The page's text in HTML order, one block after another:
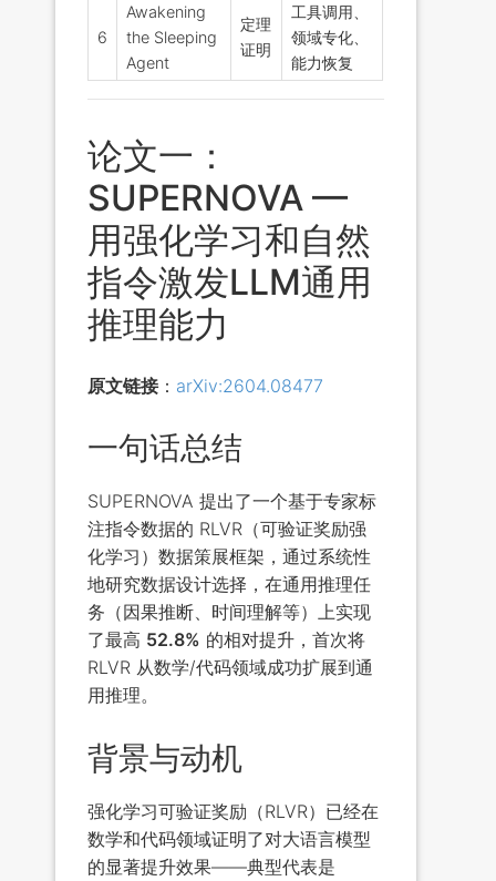
6
Awakening
the Sleeping
Agent
定理
证明
工具调用、
领域专化、
能力恢复
论文一：
SUPERNOVA —
用强化学习和自然
指令激发LLM通用
推理能力
原文链接： arXiv:2604.08477
一句话总结
SUPERNOVA 提出了一个基于专家标
注指令数据的 RLVR（可验证奖励强
化学习）数据策展框架，通过系统性
地研究数据设计选择，在通用推理任
务（因果推断、时间理解等）上实现
了最高 52.8% 的相对提升，首次将
RLVR 从数学/代码领域成功扩展到通
用推理。
背景与动机
强化学习可验证奖励（RLVR）已经在
数学和代码领域证明了对大语言模型
的显著提升效果——典型代表是